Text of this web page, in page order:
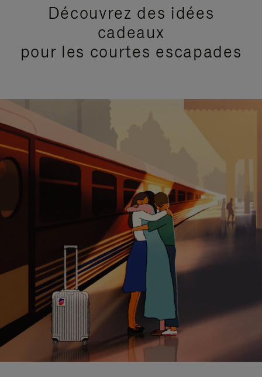
Découvrez des idées
cadeaux
pour les courtes escapades